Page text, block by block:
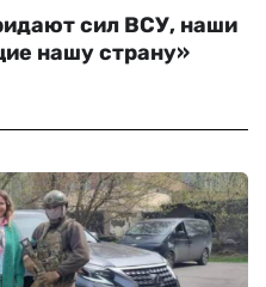
сил ВСУ, наши
нашу страну»